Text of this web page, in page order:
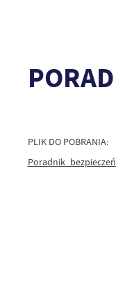
PLIK DO POBRANIA: